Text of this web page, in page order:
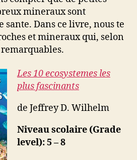
mineraux sont
sante. Dans ce livre, nous te
et mineraux qui, selon
Les 10 ecosystemes les
plus fascinants
de Jeffrey D. Wilhelm
Niveau scolaire (Grade
level): 5 – 8